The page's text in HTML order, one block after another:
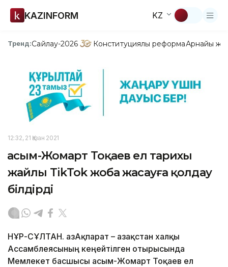
KAZINFORM KZ
Тренд:Сайлау-2026 Конституциялық реформаАрнайы
12:32, 21 Қазан 2021
Қасым-Жомарт Тоқаев ел тарихы
жайлы TikTok жоба жасауға қолдау
білдірді
НҰР-СҰЛТАН. ҚазАқпарат – Қазақстан халқы
Ассамблеясының кеңейтілген отырысында
Мемлекет басшысы Қасым-Жомарт Тоқаев ел